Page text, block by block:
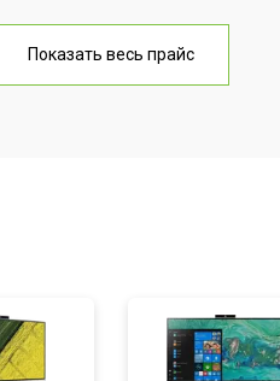
от 60 мин
Показать весь прайс